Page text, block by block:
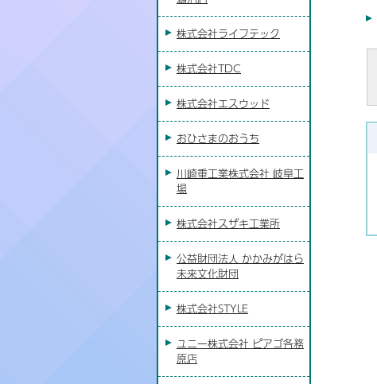
株式会社ライフテック
株式会社TDC
株式会社エスウッド
おひさまのおうち
川崎重工業株式会社 岐阜工
場
株式会社スザキ工業所
公益財団法人 かかみがはら
未来文化財団
株式会社STYLE
ユニー株式会社 ピアゴ各務
原店